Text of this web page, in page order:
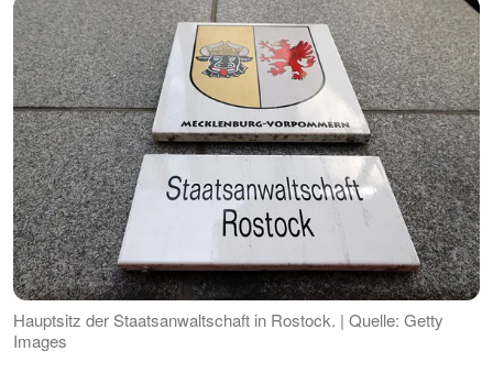
Hauptsitz der Staatsanwaltschaft in Rostock. | Quelle: Getty
Images